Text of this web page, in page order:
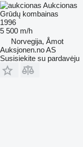
Aukcionas
Grūdų kombainas
1996
5 500 m/h
Norvegija, Åmot
Auksjonen.no AS
Susisiekite su pardavėju